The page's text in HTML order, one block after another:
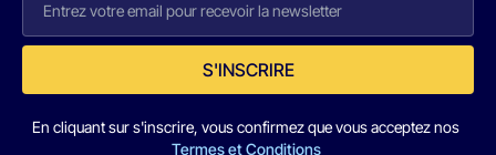
S'INSCRIRE
En cliquant sur s'inscrire, vous confirmez que vous acceptez nos
Termes et Conditions